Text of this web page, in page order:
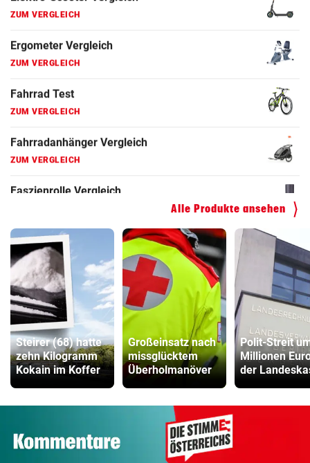
Fahrradanhänger Vergleich
Faszienrolle Vergleich
Hoverboard Vergleich
Kinderfahrrad Vergleich
Alle Produkte ansehen
Steirer (68) hatte
zehn Kilogramm
Kokain im Koffer
Großeinsatz nach
missglücktem
Überholmanöver
Polit-Streit
Millionen
der